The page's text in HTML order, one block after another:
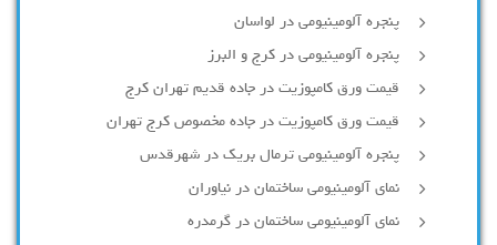
پنجره آلومینیومی در لواسان
پنجره آلومینیومی در کرج و البرز
قیمت ورق کامپوزیت در جاده قدیم تهران کرج
قیمت ورق کامپوزیت در جاده مخصوص کرج تهران
پنجره آلومینیومی ترمال بریک در شهرقدس
نمای آلومینیومی ساختمان در نیاوران
نمای آلومینیومی ساختمان در گرمدره